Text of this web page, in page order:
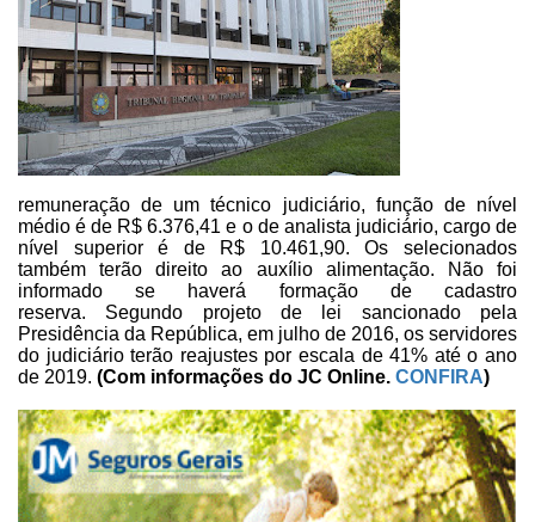
remuneração de um técnico judiciário, função de nível
médio é de R$ 6.376,41 e o de analista judiciário, cargo de
nível superior é de R$ 10.461,90. Os selecionados
também terão direito ao auxílio alimentação. Não foi
informado se haverá formação decadastro
reserva. Segundo projeto de lei sancionado pela
Presidência da República, em julho de 2016, os servidores
do judiciário terão reajustes por escala de 41% até o ano
de 2019. (Com informações do JC Online. CONFIRA)